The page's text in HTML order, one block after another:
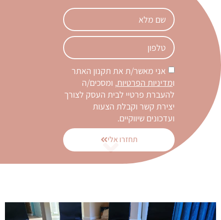
אני מאשר/ת את תקנון האתר
ומדיניות הפרטיות, ומסכים/ה
להעברת פרטיי לבית העסק לצורך
יצירת קשר וקבלת הצעות
ועדכונים שיווקיים.
תחזרו אלי